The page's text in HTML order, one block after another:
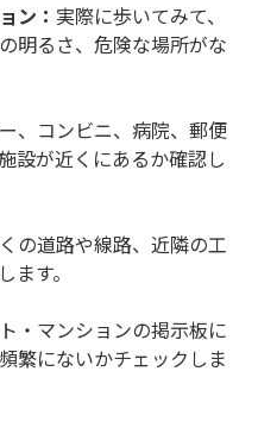
ン： 実際に歩いてみて、
明るさ、危険な場所がな
、コンビニ、病院、郵便
設が近くにあるか確認し
の道路や線路、近隣の工
す。
・マンションの掲示板に
繁にないかチェックしま